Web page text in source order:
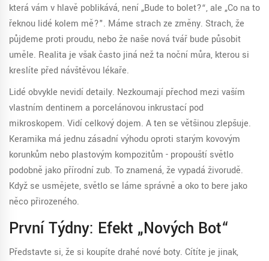
která vám v hlavě poblikává, není „Bude to bolet?“, ale „Co na to
řeknou lidé kolem mě?". Máme strach ze změny. Strach, že
půjdeme proti proudu, nebo že naše nová tvář bude působit
uměle. Realita je však často jiná než ta noční můra, kterou si
kreslíte před návštěvou lékaře.
Lidé obvykle nevidí detaily. Nezkoumají přechod mezi vaším
vlastním dentinem a porcelánovou inkrustací pod
mikroskopem. Vidí celkový dojem. A ten se většinou zlepšuje.
Keramika má jednu zásadní výhodu oproti starým kovovým
korunkům nebo plastovým kompozitům - propouští světlo
podobně jako přírodní zub. To znamená, že vypadá živorudě.
Když se usmějete, světlo se láme správně a oko to bere jako
něco přirozeného.
První Týdny: Efekt „nových Bot“
Představte si, že si koupíte drahé nové boty. Cítíte je jinak,